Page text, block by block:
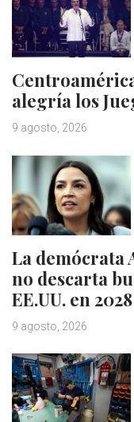
alegría los
9 agosto, 2026
La demócrata
no descarta
EE.UU. en 2028
9 agosto, 2026